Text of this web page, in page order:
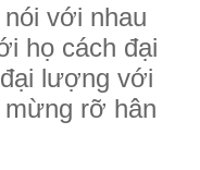
với nhau
họ cách đại
lượng với
mừng rỡ hân